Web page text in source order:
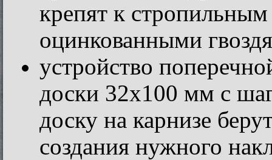
крепят к
оцинкованными
устройство
доски 32х100 мм с
доску на карнизе
создания нужного